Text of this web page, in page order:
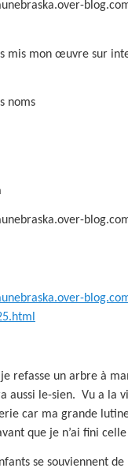
mis mon œuvre sur
noms
je refasse un arbre à
aussi le-sien. Vu a la
car ma grande
que je n’ai fini
se souviennent